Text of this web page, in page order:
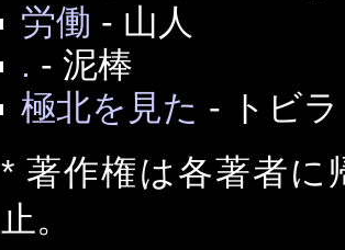
労働 - 山人
. - 泥棒
極北を見た - トビラ
* 著作権は各著者に
止。